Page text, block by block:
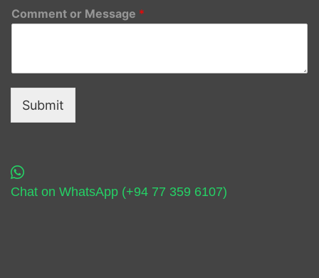
Comment or Message *
Submit
Chat on WhatsApp (+94 77 359 6107)